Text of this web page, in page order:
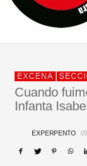
EXCENA
Cuando
Infanta
EXPERPENTO